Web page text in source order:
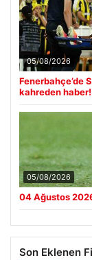
05/08/2026
Fenerbahçe’de
kahreden haber!
05/08/2026
04 Ağustos
Son Eklenen